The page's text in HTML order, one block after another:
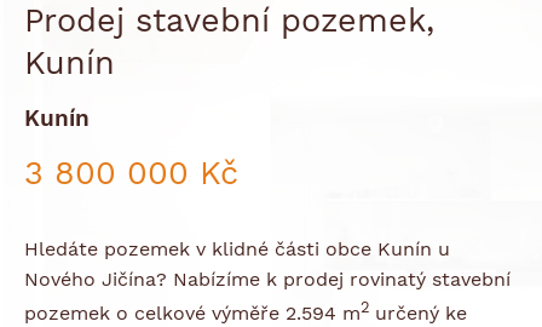
Prodej stavební pozemek,
Kunín
Kunín
3 800 000 Kč
Hledáte pozemek v klidné části obce Kunín u
Nového Jičína? Nabízíme k prodej rovinatý stavební
pozemek o celkové výměře 2.594 m2 určený ke